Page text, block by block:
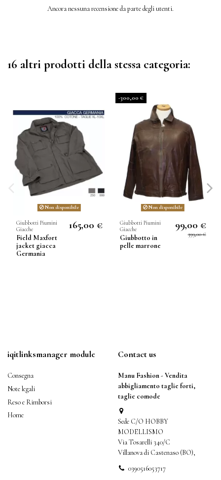
Ancora nessuna recensione da parte degli utenti.
16 altri prodotti della stessa categoria:
Non disponibile
Giubbotti Piumini
Giacche
Field Maxfort
jacket giacca
Germania
165,00 €
-300,00 €
Non disponibile
Giubbotti Piumini
Giacche
Giubbotto in
pelle marrone
99,00 €
399,00 €
iqitlinksmanager module
Consegna
Note legali
Reso e Rimborsi
Home
Contact us
Manu Fashion - Vendita
abbigliamento taglie forti,
taglie comode
Sede C/O HOBBY
MODELLISMO
Via Tosarelli 340/C
Villanova di Castenaso (BO),
0390516053717